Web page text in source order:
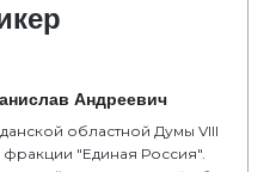
Андреевич
областной Думы VIII
фракции "Единая Россия".